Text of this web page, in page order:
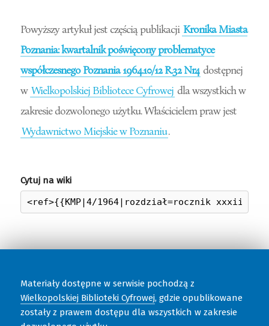
Powyższy artykuł jest częścią publikacji Kronika Miasta
Poznania: kwartalnik poświęcony problematyce
współczesnego Poznania 1964.10/12 R.32 Nr4 dostępnej
w Wielkopolskiej Bibliotece Cyfrowej dla wszystkich w
zakresie dozwolonego użytku. Właścicielem praw jest
Wydawnictwo Miejskie w Poznaniu.
Cytuj na wiki
Materiały dostępne w serwisie pochodzą z
Wielkopolskiej Biblioteki Cyfrowej, gdzie opublikowane
zostały z prawem dostępu dla wszystkich w zakresie